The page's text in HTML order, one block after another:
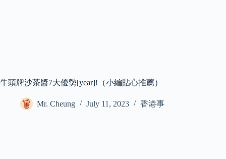
牛頭牌沙茶醬7大優勢[year]!（小編貼心推薦）
Mr. Cheung July 11, 2023 香港事